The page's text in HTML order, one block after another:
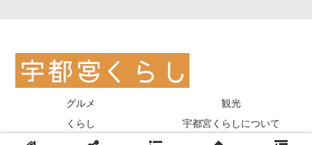
グルメ
観光
くらし
宇都宮くらしについて